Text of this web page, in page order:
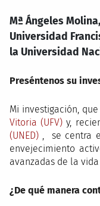
Mª Ángeles
Universidad
la Universidad
Preséntenos su
Mi investigación,
Vitoria (UFV) y,
(UNED) , se centra
envejecimiento
avanzadas de la
¿De qué manera